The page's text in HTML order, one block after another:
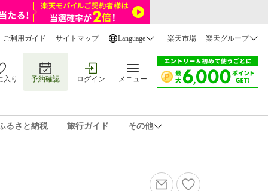
ご利用ガイド サイトマップ Language 楽天市場 楽天グループ
入り 予約確認 ログイン メニュー
るさと納税 旅行ガイド その他